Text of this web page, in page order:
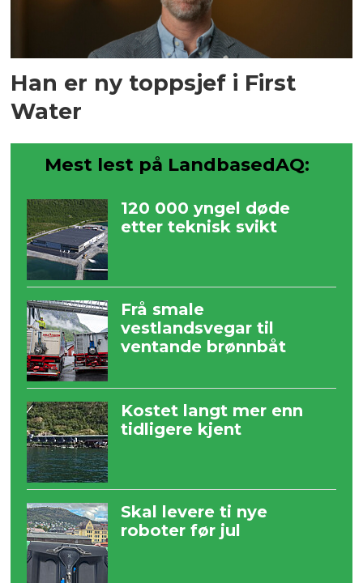
Han er ny toppsjef i First
Water
Mest lest på LandbasedAQ:
120 000 yngel døde
etter teknisk svikt
Frå smale
vestlandsvegar til
ventande brønnbåt
Kostet langt mer enn
tidligere kjent
Skal levere ti nye
roboter før jul